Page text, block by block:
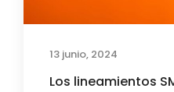
13 junio, 2024
Los lineamientos